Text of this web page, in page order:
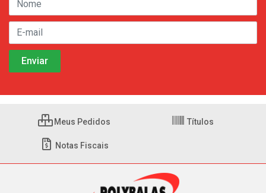
Meus Pedidos Títulos
Notas Fiscais